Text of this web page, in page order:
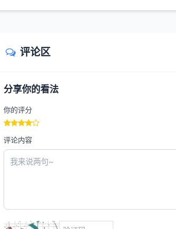
评论区
分享你的看法
你的评分
评论内容